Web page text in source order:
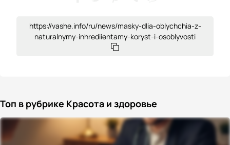
https://vashe.info/ru/news/masky-dlia-oblychchia-z-
naturalnymy-inhrediientamy-koryst-i-osoblyvosti
Топ в рубрике Красота и здоровье